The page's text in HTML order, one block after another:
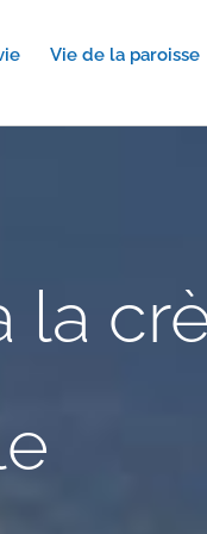
Vie de la paroisse
la